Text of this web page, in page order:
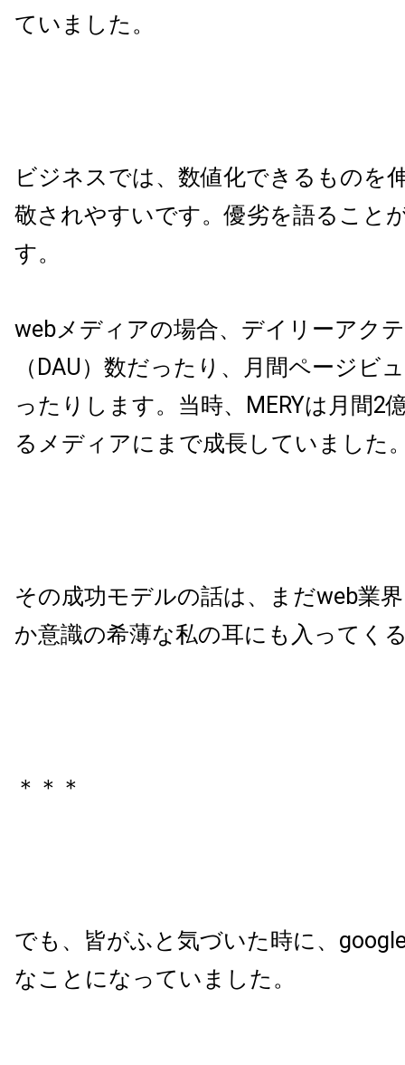
ていました。
ビジネスでは、数値化できるものを
敬されやすいです。優劣を語ること
す。
webメディアの場合、デイリーアク
（DAU）数だったり、月間ページビ
ったりします。当時、MERYは月間2
るメディアにまで成長していました
その成功モデルの話は、まだweb業
か意識の希薄な私の耳にも入ってく
＊＊＊
でも、皆がふと気づいた時に、
なことになっていました。